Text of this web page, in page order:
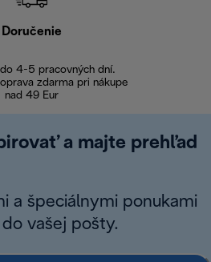
Doručenie
do 4-5 pracovných dní.
zdarma pri nákupe
nad 49 Eur
a majte prehľad
a špeciálnymi ponukami
vašej pošty.